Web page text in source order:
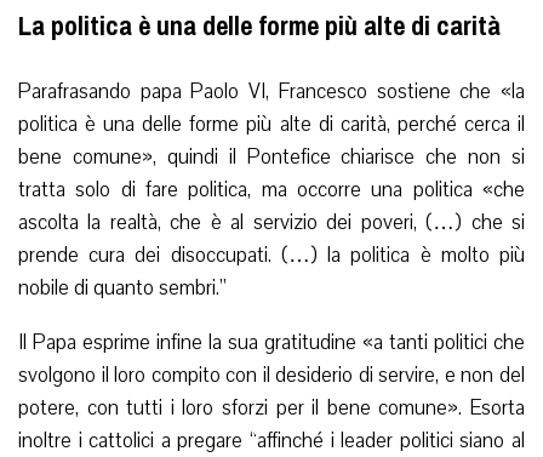
La politica è una delle forme più alte di carità
Parafrasando papa Paolo VI, Francesco sostiene che «la
politica è una delle forme più alte di carità, perché cerca il
bene comune», quindi il Pontefice chiarisce che non si
tratta solo di fare politica, ma occorre una politica «che
ascolta la realtà, che è al servizio dei poveri, (…) che si
prende cura dei disoccupati. (…) la politica è molto più
nobile di quanto sembri.”
Il Papa esprime infine la sua gratitudine «a tanti politici che
svolgono il loro compito con il desiderio di servire, e non del
potere, con tutti i loro sforzi per il bene comune». Esorta
inoltre i cattolici a pregare “affinché i leader politici siano al